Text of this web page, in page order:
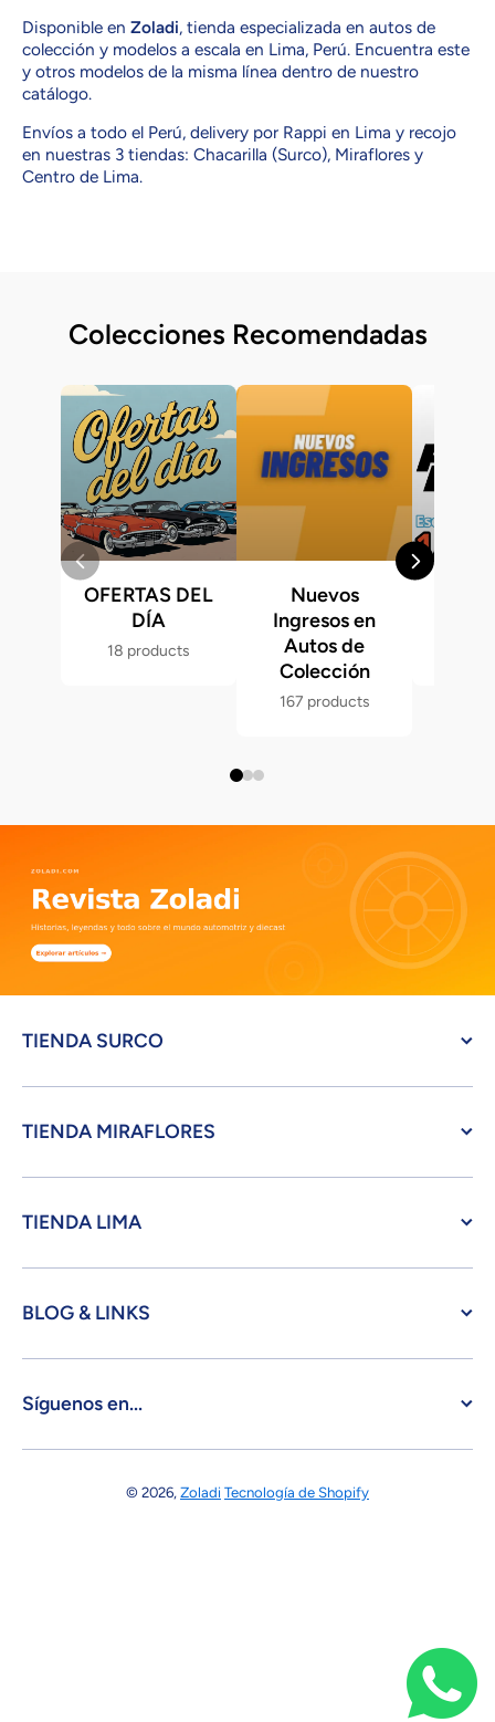
Disponible en Zoladi, tienda especializada en autos de
colección y modelos a escala en Lima, Perú. Encuentra este
y otros modelos de la misma línea dentro de nuestro
catálogo.
Envíos a todo el Perú, delivery por Rappi en Lima y recojo
en nuestras 3 tiendas: Chacarilla (Surco), Miraflores y
Centro de Lima.
Colecciones Recomendadas
OFERTAS DEL
DÍA
18 products
Nuevos
Ingresos en
Autos de
Colección
167 products
TIENDA SURCO
TIENDA MIRAFLORES
TIENDA LIMA
BLOG & LINKS
Síguenos en...
© 2026,Zoladi Tecnología de Shopify